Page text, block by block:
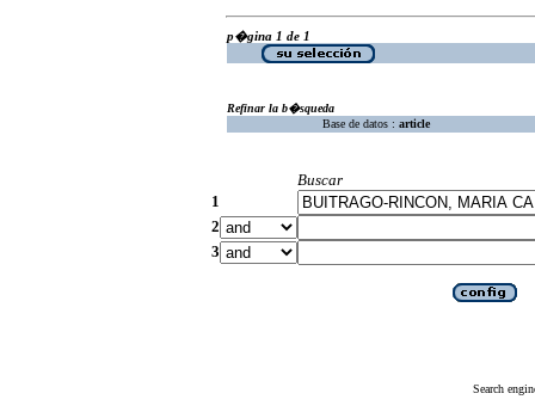
p�gina 1 de 1
Refinar la b�squeda
Base de datos : article
Buscar
1
2
3
Search